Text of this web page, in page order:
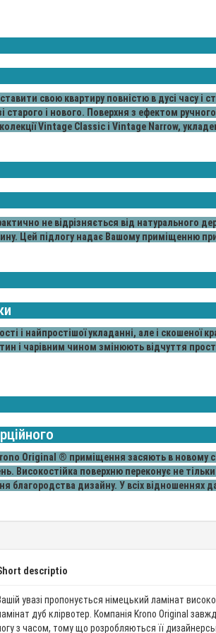
свою квартиру повністю в дусі часу і
і нового. Поверхня з ефектом
Vintage Classic і Vintage Narrow,
не відрізняється від натурального
Цей підлогу надає Вашому приміщенню
і найпростішої укладанні, але і
і чарівним чином змінюють відчуття
Original ® приміщення засяють в новому
Високостійка поверхню переконує не
благородства дизайну. У всіх
descriptio
увазі пропонується німецький ламінат
дуб клірвотер. Компанія Krono Original
з часом, тому що розробляються її